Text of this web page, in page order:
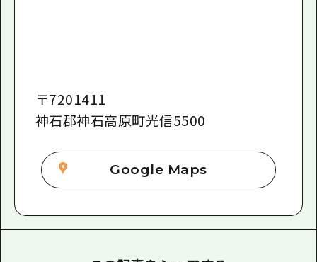
〒7201411
神石郡神石高原町光信5500
Google Maps